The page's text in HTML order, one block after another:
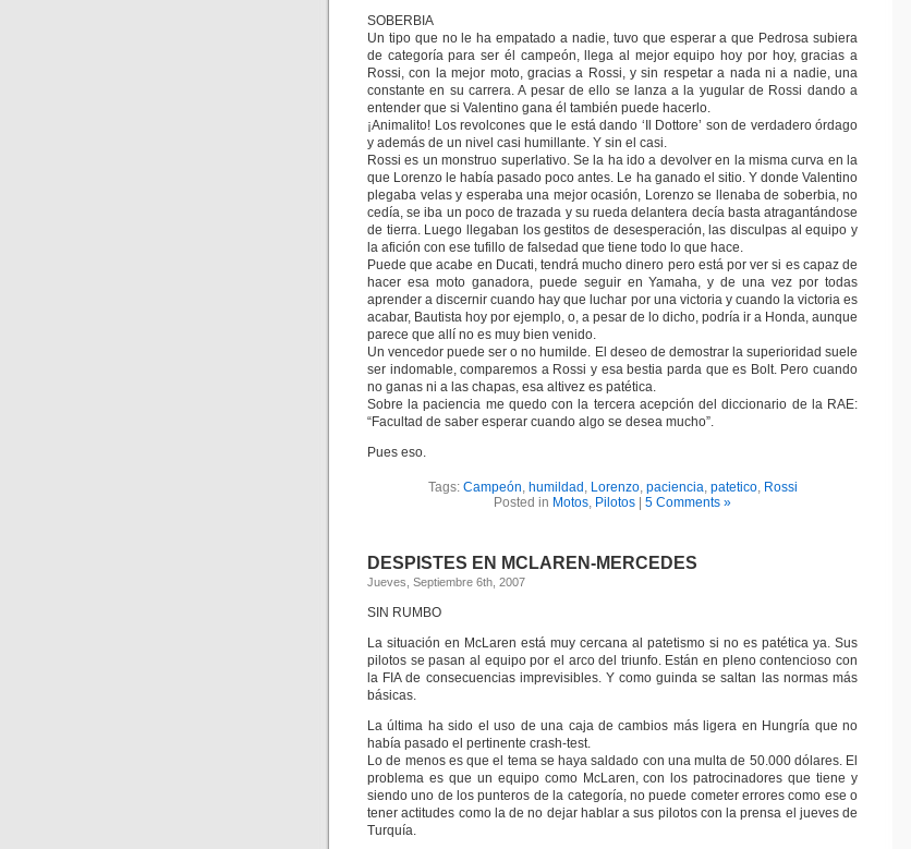
SOBERBIA
Un tipo que no le ha empatado a nadie, tuvo que esperar a que Pedrosa subiera
de categoría para ser él campeón, llega al mejor equipo hoy por hoy, gracias a
Rossi, con la mejor moto, gracias a Rossi, y sin respetar a nada ni a nadie, una
constante en su carrera. A pesar de ello se lanza a la yugular de Rossi dando a
entender que si Valentino gana él también puede hacerlo.
¡Animalito! Los revolcones que le está dando ‘Il Dottore’ son de verdadero órdago
y además de un nivel casi humillante. Y sin el casi.
Rossi es un monstruo superlativo. Se la ha ido a devolver en la misma curva en la
que Lorenzo le había pasado poco antes. Le ha ganado el sitio. Y donde Valentino
plegaba velas y esperaba una mejor ocasión, Lorenzo se llenaba de soberbia, no
cedía, se iba un poco de trazada y su rueda delantera decía basta atragantándose
de tierra. Luego llegaban los gestitos de desesperación, las disculpas al equipo y
la afición con ese tufillo de falsedad que tiene todo lo que hace.
Puede que acabe en Ducati, tendrá mucho dinero pero está por ver si es capaz de
hacer esa moto ganadora, puede seguir en Yamaha, y de una vez por todas
aprender a discernir cuando hay que luchar por una victoria y cuando la victoria es
acabar, Bautista hoy por ejemplo, o, a pesar de lo dicho, podría ir a Honda, aunque
parece que allí no es muy bien venido.
Un vencedor puede ser o no humilde. El deseo de demostrar la superioridad suele
ser indomable, comparemos a Rossi y esa bestia parda que es Bolt. Pero cuando
no ganas ni a las chapas, esa altivez es patética.
Sobre la paciencia me quedo con la tercera acepción del diccionario de la RAE:
“Facultad de saber esperar cuando algo se desea mucho”.
Pues eso.
Tags: Campeón, humildad , Lorenzo, paciencia, patetico, Rossi
Posted in Motos, Pilotos 5 Comments »
DESPISTES EN MCLAREN-MERCEDES
Jueves, Septiembre 6th, 2007
SIN RUMBO
La situación en McLaren está muy cercana al patetismo si no es patética ya. Sus
pilotos se pasan al equipo por el arco del triunfo. Están en pleno contencioso con
la FIA de consecuencias imprevisibles. Y como guinda se saltan las normas más
básicas.
La última ha sido el uso de una caja de cambios más ligera en Hungría que no
había pasado el pertinente crash-test.
Lo de menos es que el tema se haya saldado con una multa de 50.000 dólares. El
problema es que un equipo como McLaren, con los patrocinadores que tiene y
siendo uno de los punteros de la categoría, no puede cometer errores como ese o
tener actitudes como la de no dejar hablar a sus pilotos con la prensa el jueves de
Turquía.